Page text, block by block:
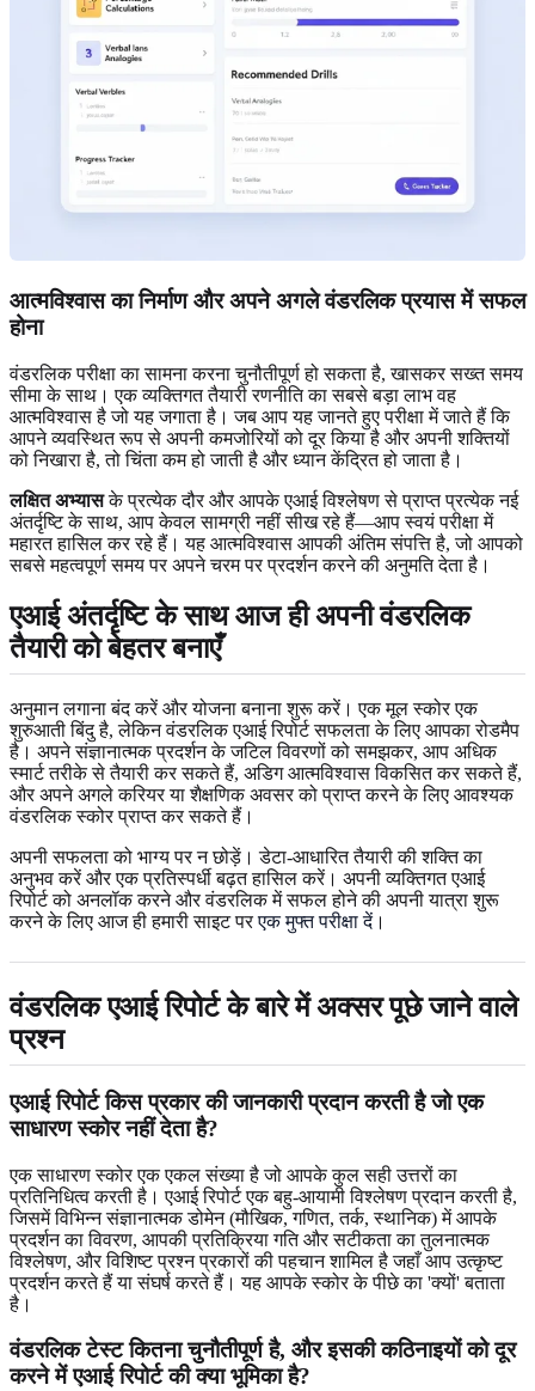
आत्मविश्वास का निर्माण और अपने अगले वंडरलिक प्रयास में सफल
होना
वंडरलिक परीक्षा का सामना करना चुनौतीपूर्ण हो सकता है, खासकर सख्त समय
सीमा के साथ। एक व्यक्तिगत तैयारी रणनीति का सबसे बड़ा लाभ वह
आत्मविश्वास है जो यह जगाता है। जब आप यह जानते हुए परीक्षा में जाते हैं कि
आपने व्यवस्थित रूप से अपनी कमजोरियों को दूर किया है और अपनी शक्तियों
को निखारा है, तो चिंता कम हो जाती है और ध्यान केंद्रित हो जाता है।
लक्षित अभ्यासके प्रत्येक दौर और आपके एआई विश्लेषण से प्राप्त प्रत्येक नई
अंतर्दृष्टि के साथ, आप केवल सामग्री नहीं सीख रहे हैं—आप स्वयं परीक्षा में
महारत हासिल कर रहे हैं। यह आत्मविश्वास आपकी अंतिम संपत्ति है, जो आपको
सबसे महत्वपूर्ण समय पर अपने चरम पर प्रदर्शन करने की अनुमति देता है।
एआई अंतर्दृष्टि के साथ आज ही अपनी वंडरलिक
तैयारी को बेहतर बनाएँ
अनुमान लगाना बंद करें और योजना बनाना शुरू करें। एक मूल स्कोर एक
शुरुआती बिंदु है, लेकिन वंडरलिक एआई रिपोर्ट सफलता के लिए आपका रोडमैप
है। अपने संज्ञानात्मक प्रदर्शन के जटिल विवरणों को समझकर, आप अधिक
स्मार्ट तरीके से तैयारी कर सकते हैं, अडिग आत्मविश्वास विकसित कर सकते हैं,
और अपने अगले करियर या शैक्षणिक अवसर को प्राप्त करने के लिए आवश्यक
वंडरलिक स्कोर प्राप्त कर सकते हैं।
अपनी सफलता को भाग्य पर न छोड़ें। डेटा-आधारित तैयारी की शक्ति का
अनुभव करें और एक प्रतिस्पर्धी बढ़त हासिल करें। अपनी व्यक्तिगत एआई
रिपोर्ट को अनलॉक करने और वंडरलिक में सफल होने की अपनी यात्रा शुरू
करने के लिए आज ही हमारी साइट परएक मुफ्त परीक्षा दें।
वंडरलिक एआई रिपोर्ट के बारे में अक्सर पूछे जाने वाले
प्रश्न
एआई रिपोर्ट किस प्रकार की जानकारी प्रदान करती है जो एक
साधारण स्कोर नहीं देता है?
एक साधारण स्कोर एक एकल संख्या है जो आपके कुल सही उत्तरों का
प्रतिनिधित्व करती है। एआई रिपोर्ट एक बहु-आयामी विश्लेषण प्रदान करती है,
जिसमें विभिन्न संज्ञानात्मक डोमेन (मौखिक, गणित, तर्क, स्थानिक) में आपके
प्रदर्शन का विवरण, आपकी प्रतिक्रिया गति और सटीकता का तुलनात्मक
विश्लेषण, और विशिष्ट प्रश्न प्रकारों की पहचान शामिल है जहाँ आप उत्कृष्ट
प्रदर्शन करते हैं या संघर्ष करते हैं। यह आपके स्कोर के पीछे का 'क्यों' बताता
है।
वंडरलिक टेस्ट कितना चुनौतीपूर्ण है, और इसकी कठिनाइयों को दूर
करने में एआई रिपोर्ट की क्या भूमिका है?